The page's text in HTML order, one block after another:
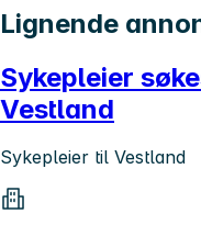
Lignende
Sykepleier
Vestland
Sykepleier til Vestland